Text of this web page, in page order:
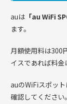
auは 「au WiFi
ます。
月額使用料は300
イスであれば料金
auのWiFiスポッ
確認してください。